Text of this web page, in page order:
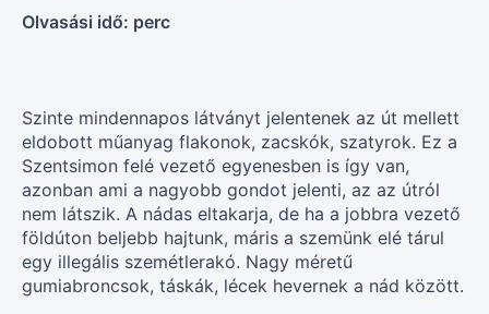
Olvasási idő: perc
Szinte mindennapos látványt jelentenek az út mellett
eldobott műanyag flakonok, zacskók, szatyrok. Ez a
Szentsimon felé vezető egyenesben is így van,
azonban ami a nagyobb gondot jelenti, az az útról
nem látszik. A nádas eltakarja, de ha a jobbra vezető
földúton beljebb hajtunk, máris a szemünk elé tárul
egy illegális szemétlerakó. Nagy méretű
gumiabroncsok, táskák, lécek hevernek a nád között.